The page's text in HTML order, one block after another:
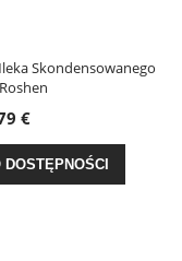
Skondensowanego
€